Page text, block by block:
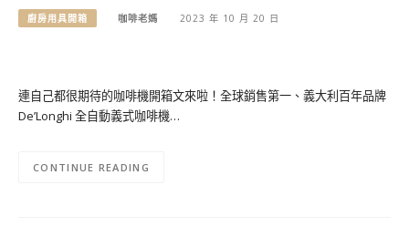
廚房用具開箱 咖啡老媽 2023 年 10 月 20 日
連自己都很期待的咖啡機開箱文來啦！全球銷售第一、義大利百年品牌
De’Longhi 全自動義式咖啡機…
CONTINUE READING